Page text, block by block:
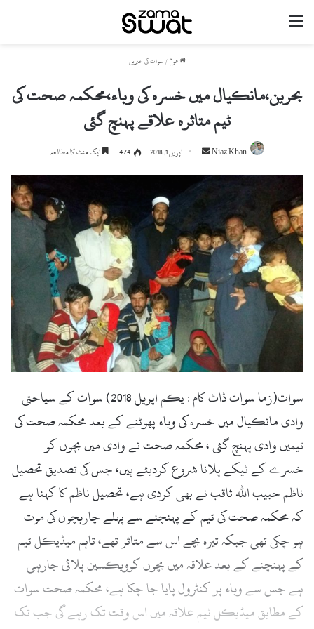
ھوم / سوات کی خبریں
بحرین،مانکیال میں خسرہ کی وباء،محکمہ صحت کی
ٹیم متاثرہ علاقے پہنچ گئی
Niaz Khan
n
d
n
e
m
a
i
l
اپریل 1, 2018 474 ایک منٹ کا مطالعہ
سوات(زما سوات ڈاٹ کام : یکم اپریل 2018) سوات کے سیاحتی
وادی مانکیال میں خسرہ کی وباء پھوٹنے کے بعد محکمہ صحت کی
ٹیمیں وادی پہنچ گئی ، محکمہ صحت نے وادی میں بچوں کو
خسرے کے ٹیکے پلانا شروع کردیئے ہیں، جس کی تصدیق تحصیل
ناظم حبیب اللہ ثاقب نے بھی کردی ہے، تحصیل ناظم کا کہنا ہے
کہ محکمہ صحت کی ٹیم کے پہنچنے سے پہلے چاربچوں کی موت
ہو چکی تھی جبکہ تیرہ بچے اس سے متاثر تھے، تاہم میڈیکل ٹیم
کے پہنچنے کے بعد علاقہ میں بچوں کوویکسین پلائی جارہی
ہے جس سے وباء پر کنٹرول پایا جا چکا ہے، محکمہ صحت سوات
کے مطابق میڈیکل ٹیم علاقہ میں اس وقت تک رہے گی جب تک